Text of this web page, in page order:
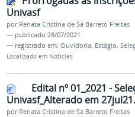
Univasf
por Renata Cristina de Sá Barreto Freitas
— publicado 28/07/2021
— registrado em: Ouvidoria, Estágio,
Localizado em Notícias
Edital nº 01_2021 -
Univasf_Alterado em
por Renata Cristina de Sá Barreto Freitas